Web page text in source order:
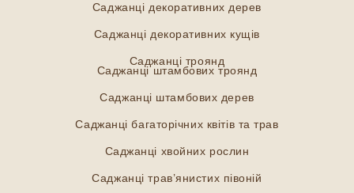
Саджанці декоративних дерев
Саджанці декоративних кущів
Саджанці троянд
Саджанці штамбових троянд
Саджанці штамбових дерев
Саджанці багаторічних квітів та трав
Саджанці хвойних рослин
Саджанці трав’янистих півоній